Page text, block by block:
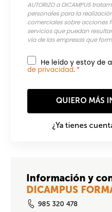
AUTORIZO a DICAMPUS
personales para la
comerciales sobre acciones
servicios que puedan
vía de las empresas que
He leído y estoy de
de privacidad. *
¿Ya tienes
Información y
DICAMPUS
985 320 478